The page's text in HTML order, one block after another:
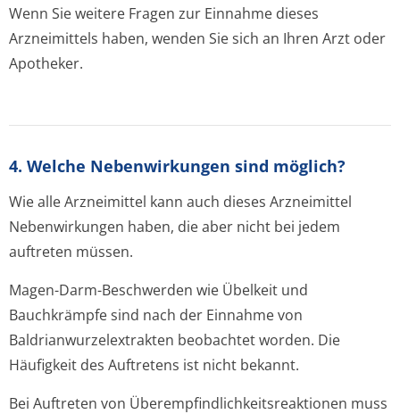
Wenn Sie weitere Fragen zur Einnahme dieses
Arzneimittels haben, wenden Sie sich an Ihren Arzt oder
Apotheker.
4. Welche Nebenwirkungen sind möglich?
Wie alle Arzneimittel kann auch dieses Arzneimittel
Nebenwirkungen haben, die aber nicht bei jedem
auftreten müssen.
Magen-Darm-Beschwerden wie Übelkeit und
Bauchkrämpfe sind nach der Einnahme von
Baldrianwurze­lextrakten beobachtet worden. Die
Häufigkeit des Auftretens ist nicht bekannt.
Bei Auftreten von Überempfindlichke­itsreaktionen muss